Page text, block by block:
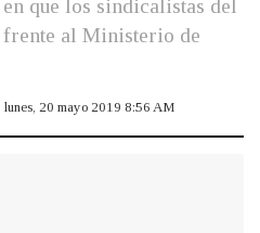
que los sindicalistas del
frente al Ministerio de
lunes, 20 mayo 2019 8:56 AM